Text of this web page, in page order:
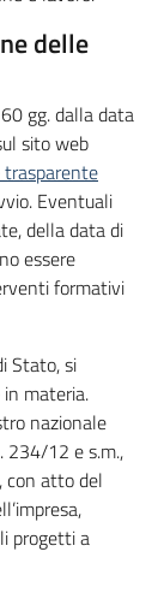
delle
gg. dalla data
sito web
Eventuali
della data di
essere
formativi
Stato, si
materia.
nazionale
234/12 e s.m.,
con atto del
progetti a